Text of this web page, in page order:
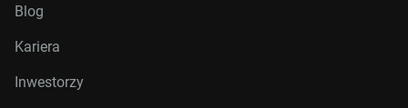
Blog
Kariera
Inwestorzy